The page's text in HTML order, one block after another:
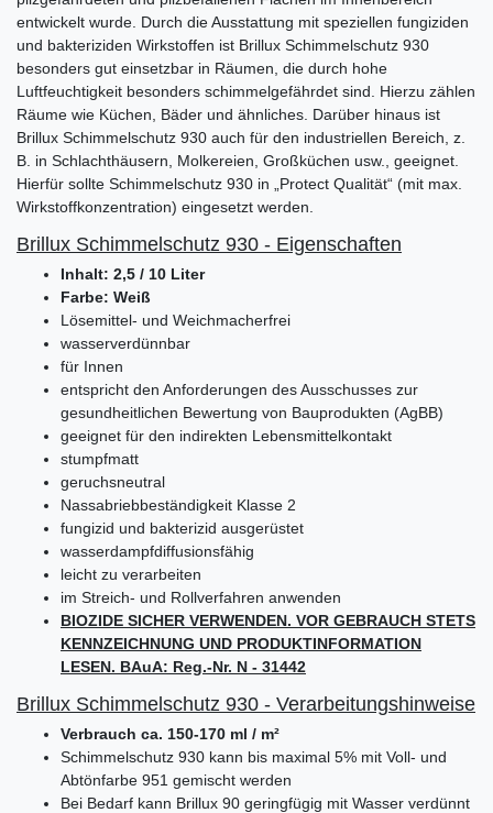
entwickelt wurde. Durch die Ausstattung mit speziellen fungiziden
und bakteriziden Wirkstoffen ist Brillux Schimmelschutz 930
besonders gut einsetzbar in Räumen, die durch hohe
Luftfeuchtigkeit besonders schimmelgefährdet sind. Hierzu zählen
Räume wie Küchen, Bäder und ähnliches. Darüber hinaus ist
Brillux Schimmelschutz 930 auch für den industriellen Bereich, z.
B. in Schlachthäusern, Molkereien, Großküchen usw., geeignet.
Hierfür sollte Schimmelschutz 930 in „Protect Qualität“ (mit max.
Wirkstoffkonzentration) eingesetzt werden.
Brillux Schimmelschutz 930 - Eigenschaften
Inhalt: 2,5 / 10 Liter
Farbe: Weiß
Lösemittel- und Weichmacherfrei
wasserverdünnbar
für Innen
entspricht den Anforderungen des Ausschusses zur
gesundheitlichen Bewertung von Bauprodukten (AgBB)
geeignet für den indirekten Lebensmittelkontakt
stumpfmatt
geruchsneutral
Nassabriebbeständigkeit Klasse 2
fungizid und bakterizid ausgerüstet
wasserdampfdiffusionsfähig
leicht zu verarbeiten
im Streich- und Rollverfahren anwenden
BIOZIDE SICHER VERWENDEN. VOR GEBRAUCH STETS
KENNZEICHNUNG UND PRODUKTINFORMATION
LESEN. BAuA: Reg.-Nr. N - 31442
Brillux Schimmelschutz 930 - Verarbeitungshinweise
Verbrauch ca. 150-170 ml / m²
Schimmelschutz 930 kann bis maximal 5% mit Voll- und
Abtönfarbe 951 gemischt werden
Bei Bedarf kann Brillux 90 geringfügig mit Wasser verdünnt